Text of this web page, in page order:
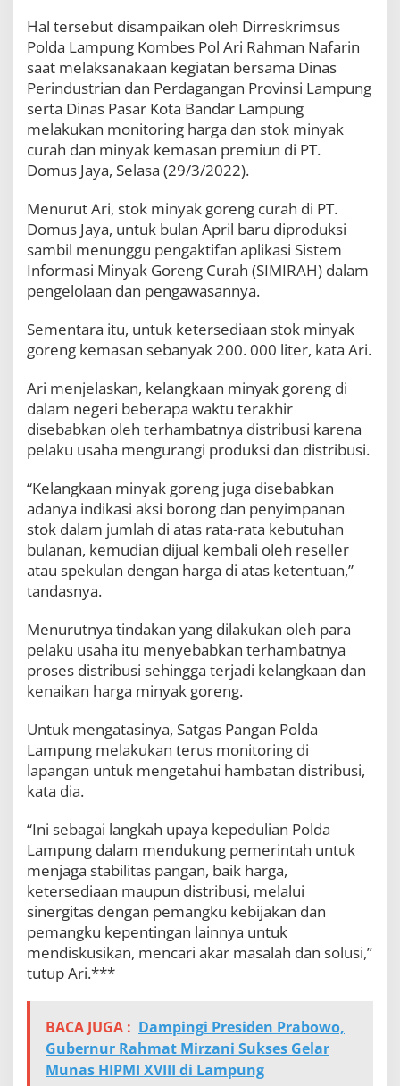
e
n
g
C
u
r
a
h
Hal tersebut disampaikan oleh Dirreskrimsus
Polda Lampung Kombes Pol Ari Rahman Nafarin
saat melaksanakaan kegiatan bersama Dinas
Perindustrian dan Perdagangan Provinsi Lampung
serta Dinas Pasar Kota Bandar Lampung
melakukan monitoring harga dan stok minyak
curah dan minyak kemasan premiun di PT.
Domus Jaya, Selasa (29/3/2022).
Menurut Ari, stok minyak goreng curah di PT.
Domus Jaya, untuk bulan April baru diproduksi
sambil menunggu pengaktifan aplikasi Sistem
Informasi Minyak Goreng Curah (SIMIRAH) dalam
pengelolaan dan pengawasannya.
Sementara itu, untuk ketersediaan stok minyak
goreng kemasan sebanyak 200. 000 liter, kata Ari.
Ari menjelaskan, kelangkaan minyak goreng di
dalam negeri beberapa waktu terakhir
disebabkan oleh terhambatnya distribusi karena
pelaku usaha mengurangi produksi dan distribusi.
“Kelangkaan minyak goreng juga disebabkan
adanya indikasi aksi borong dan penyimpanan
stok dalam jumlah di atas rata-rata kebutuhan
bulanan, kemudian dijual kembali oleh reseller
atau spekulan dengan harga di atas ketentuan,”
tandasnya.
Menurutnya tindakan yang dilakukan oleh para
pelaku usaha itu menyebabkan terhambatnya
proses distribusi sehingga terjadi kelangkaan dan
kenaikan harga minyak goreng.
Untuk mengatasinya, Satgas Pangan Polda
Lampung melakukan terus monitoring di
lapangan untuk mengetahui hambatan distribusi,
kata dia.
“Ini sebagai langkah upaya kepedulian Polda
Lampung dalam mendukung pemerintah untuk
menjaga stabilitas pangan, baik harga,
ketersediaan maupun distribusi, melalui
sinergitas dengan pemangku kebijakan dan
pemangku kepentingan lainnya untuk
mendiskusikan, mencari akar masalah dan solusi,”
tutup Ari.***
BACA JUGA : Dampingi Presiden Prabowo,
Gubernur Rahmat Mirzani Sukses Gelar
Munas HIPMI XVIII di Lampung